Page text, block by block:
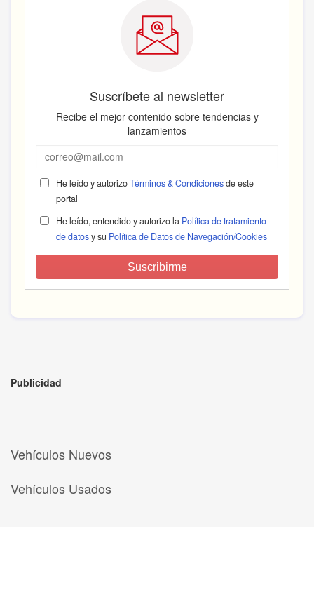
Suscríbete al newsletter
Recibe el mejor contenido sobre tendencias y
lanzamientos
He leído y autorizoTérminos & Condicionesde este
portal
He leído, entendido y autorizo la Política de tratamiento
de datosy su Política de Datos de Navegación/Cookies
Suscribirme
Publicidad
Vehículos Nuevos
Vehículos Usados